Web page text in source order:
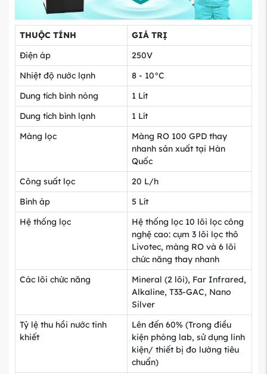
THUỘC TÍNH
GIÁ TRỊ
Điện áp
250V
Nhiệt độ nước lạnh
8 - 10°C
Dung tích bình nóng
1 Lít
Dung tích bình lạnh
1 Lít
Màng lọc
Màng RO 100 GPD thay
nhanh sản xuất tại Hàn
Quốc
Công suất lọc
20 L/h
Bình áp
5 Lít
Hệ thống lọc
Hệ thống lọc 10 lõi lọc công
nghệ cao: cụm 3 lõi lọc thô
Livotec, màng RO và 6 lõi
chức năng thay nhanh
Các lõi chức năng
Mineral (2 lõi), Far Infrared,
Alkaline, T33-GAC, Nano
Silver
Tỷ lệ thu hồi nước tinh
khiết
Lên đến 60% (Trong điều
kiện phòng lab, sử dụng linh
kiện/ thiết bị đo lường tiêu
chuẩn)